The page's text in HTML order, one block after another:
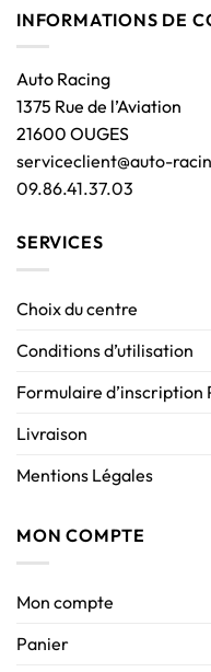
INFORMATIONS DE
Auto Racing
1375 Rue de l’Aviation
21600 OUGES
serviceclient@auto-
09.86.41.37.03
SERVICES
Choix du centre
Conditions d’utilisation
Formulaire d’inscription
Livraison
Mentions Légales
MON COMPTE
Mon compte
Panier